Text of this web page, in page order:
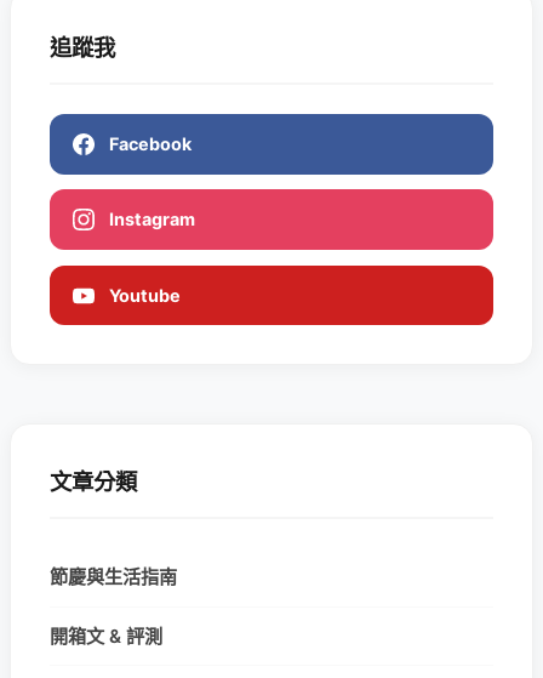
追蹤我
Facebook
Instagram
Youtube
文章分類
節慶與生活指南
開箱文 & 評測